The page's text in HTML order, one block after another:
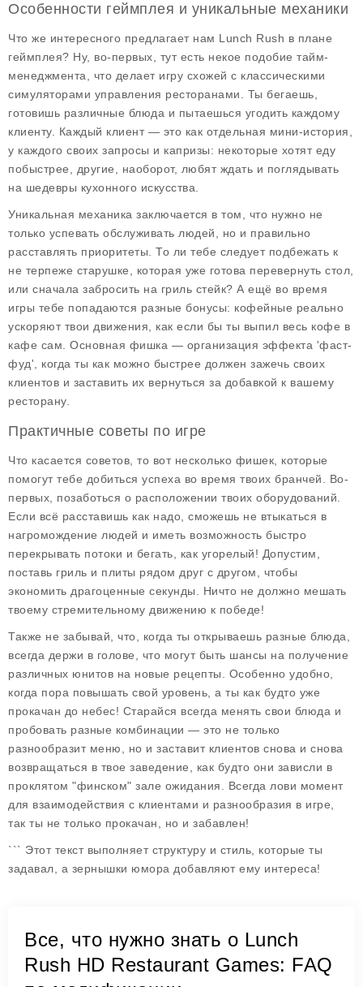
Особенности геймплея и уникальные механики
Что же интересного предлагает нам Lunch Rush в плане
геймплея? Ну, во-первых, тут есть некое подобие тайм-
менеджмента , что делает игру схожей с классическими
симуляторами управления ресторанами. Ты бегаешь,
готовишь различные блюда и пытаешься угодить каждому
клиенту. Каждый клиент — это как отдельная мини-история,
у каждого своих запросы и капризы: некоторые хотят еду
побыстрее, другие, наоборот, любят ждать и поглядывать
на шедевры кухонного искусства.
Уникальная механика заключается в том, что нужно не
только успевать обслуживать людей, но и правильно
расставлять приоритеты. То ли тебе следует подбежать к
не терпеже старушке, которая уже готова перевернуть стол,
или сначала забросить на гриль стейк? А ещё во время
игры тебе попадаются разные бонусы: кофейные реально
ускоряют твои движения, как если бы ты выпил весь кофе в
кафе сам. Основная фишка — организация эффекта 'фаст-
фуд', когда ты как можно быстрее должен зажечь своих
клиентов и заставить их вернуться за добавкой к вашему
ресторану.
Практичные советы по игре
Что касается советов, то вот несколько фишек, которые
помогут тебе добиться успеха во время твоих бранчей. Во-
первых, позаботься о расположении твоих оборудований
Если всё расставишь как надо, сможешь не втыкаться в
нагромождение людей и иметь возможность быстро
перекрывать потоки и бегать, как угорелый! Допустим,
поставь гриль и плиты рядом друг с другом, чтобы
экономить драгоценные секунды. Ничто не должно мешать
твоему стремительному движению к победе!
Также не забывай, что, когда ты открываешь разные блюда,
всегда держи в голове, что могут быть шансы на получение
различных юнитов на новые рецепты . Особенно удобно,
когда пора повышать свой уровень, а ты как будто уже
прокачан до небес! Старайся всегда менять свои блюда и
пробовать разные комбинации — это не только
разнообразит меню, но и заставит клиентов снова и снова
возвращаться в твое заведение, как будто они зависли в
проклятом "финском" зале ожидания. Всегда лови момент
для взаимодействия с клиентами и разнообразия в игре,
так ты не только прокачан, но и забавлен!
``` Этот текст выполняет структуру и стиль, которые ты
задавал, а зернышки юмора добавляют ему интереса!
Все, что нужно знать о Lunch
Rush HD Restaurant Games: FAQ